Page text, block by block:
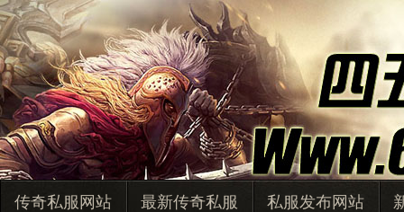
传奇私服网站 最新传奇私服 私服发布网站